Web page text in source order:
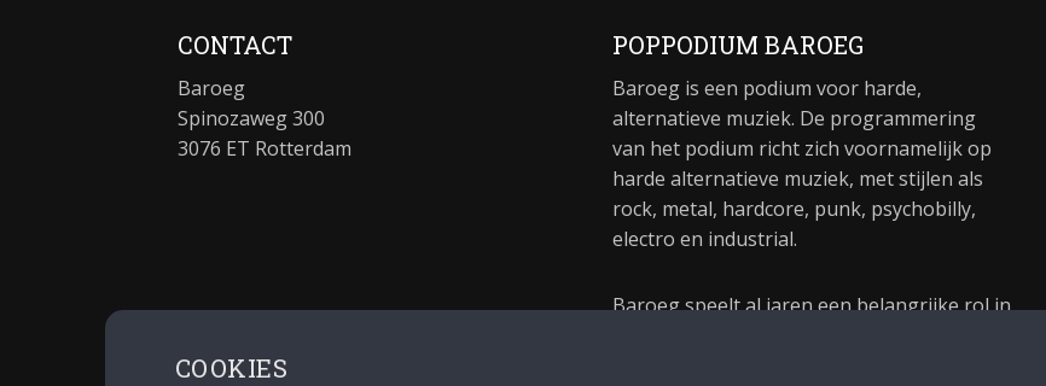
CONTACT
Baroeg
Spinozaweg 300
3076 ET Rotterdam
POPPODIUM BAROEG
Baroeg is een podium voor harde,
alternatieve muziek. De programmering
van het podium richt zich voornamelijk op
harde alternatieve muziek, met stijlen als
rock, metal, hardcore, punk, psychobilly,
electro en industrial.
Baroeg speelt al jaren een belangrijke rol in
COOKIES